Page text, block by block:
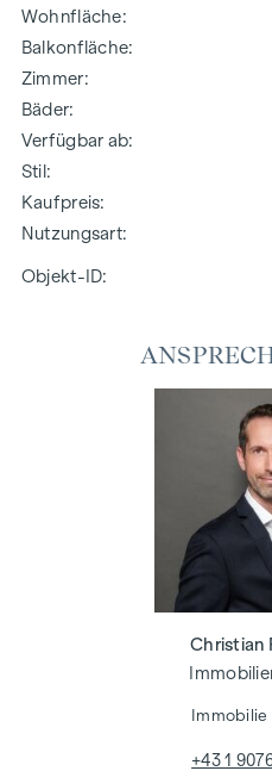
Wohnfläche
Balkonfläche
Zimmer
Bäder
Verfügbar ab
Stil
Kaufpreis
Nutzungsart
Objekt-ID:
Christian
+43 1